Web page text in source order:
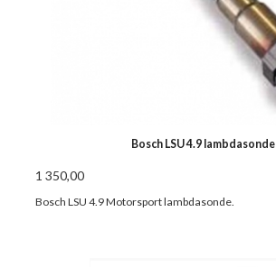
Bosch LSU 4.9 lambdasonde
1 350,00
Bosch LSU 4.9 Motorsport lambdasonde.